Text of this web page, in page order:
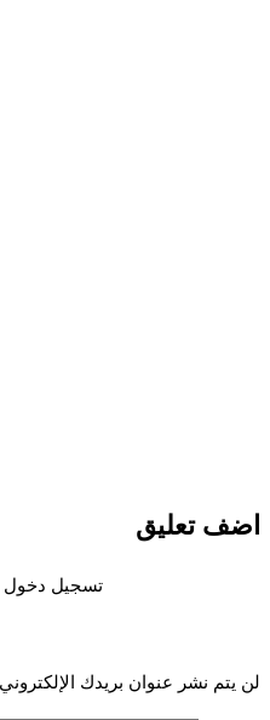
تعليق
تسجيل دخول
نشر عنوان بريدك الإلكتروني.